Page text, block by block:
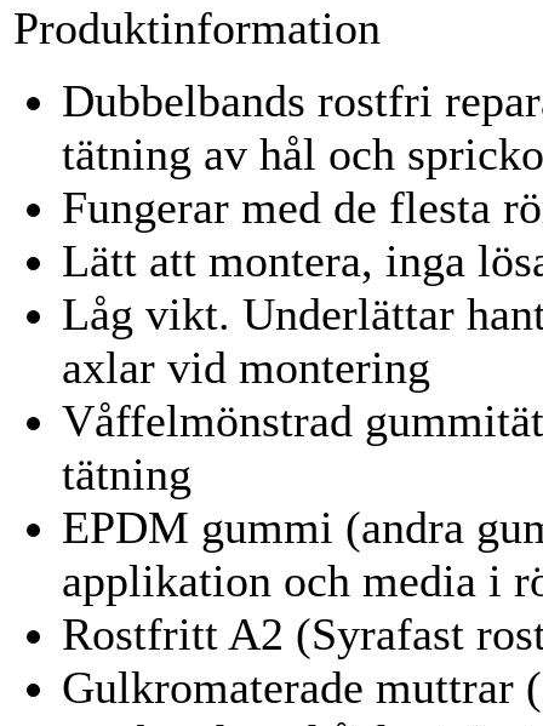
Produktinformation
Dubbelbands rostfri
tätning av hål och
Fungerar med de flesta
Lätt att montera, inga
Låg vikt. Underlättar
axlar vid montering
Våffelmönstrad
tätning
EPDM gummi (andra
applikation och media i
Rostfritt A2 (Syrafast
Gulkromaterade muttrar